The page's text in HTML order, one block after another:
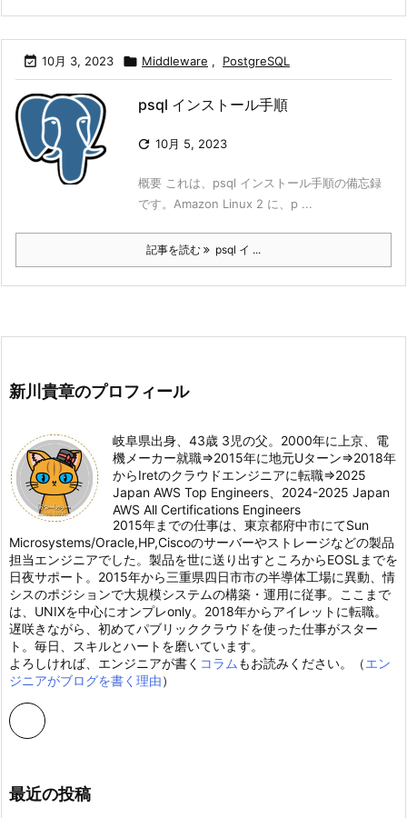
 10月 3, 2023  Middleware , PostgreSQL
psql インストール手順
 10月 5, 2023
概要 これは、psql インストール手順の備忘録
です。Amazon Linux 2 に、p ...
記事を読む psql イ ...
新川貴章のプロフィール
岐阜県出身、43歳 3児の父。2000年に上京、電
機メーカー就職⇒2015年に地元Uターン⇒2018年
からIretのクラウドエンジニアに転職⇒2025
Japan AWS Top Engineers、2024-2025 Japan
AWS All Certifications Engineers
2015年までの仕事は、東京都府中市にてSun
Microsystems/Oracle,HP,Ciscoのサーバーやストレージなどの製品
担当エンジニアでした。製品を世に送り出すところからEOSLまでを
日夜サポート。2015年から三重県四日市市の半導体工場に異動、情
シスのポジションで大規模システムの構築・運用に従事。ここまで
は、UNIXを中心にオンプレonly。2018年からアイレットに転職。
遅咲きながら、初めてパブリッククラウドを使った仕事がスター
ト。毎日、スキルとハートを磨いています。
よろしければ、エンジニアが書く コラム もお読みください。（エン
ジニアがブログを書く理由）
最近の投稿